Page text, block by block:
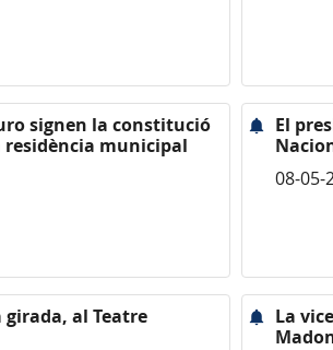
signen la constitució
residència municipal
El
08-05-
al Teatre
La